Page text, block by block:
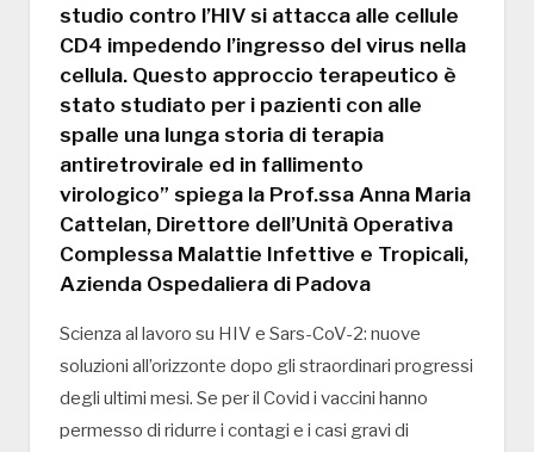
studio contro l’HIV si attacca alle cellule
CD4 impedendo l’ingresso del virus nella
cellula. Questo approccio terapeutico è
stato studiato per i pazienti con alle
spalle una lunga storia di terapia
antiretrovirale ed in fallimento
virologico” spiega la Prof.ssa Anna Maria
Cattelan, Direttore dell’Unità Operativa
Complessa Malattie Infettive e Tropicali,
Azienda Ospedaliera di Padova
Scienza al lavoro su HIV e Sars-CoV-2: nuove
soluzioni all’orizzonte dopo gli straordinari progressi
degli ultimi mesi. Se per il Covid i vaccini hanno
permesso di ridurre i contagi e i casi gravi di